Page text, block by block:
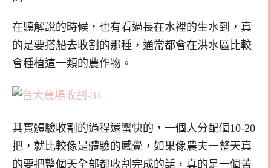
在聽解說的時候，也有看過長在水裡的生水到，真
的是要搭船去收割的那種，通常都會在洪水區比較
會種植這一類的農作物。
其實體驗收割的過程還蠻快的，一個人分配個10-20
把，就比較像是體驗的感覺，如果像農夫一整天真
的要把整個天全部都收割完成的話，真的是一個苦